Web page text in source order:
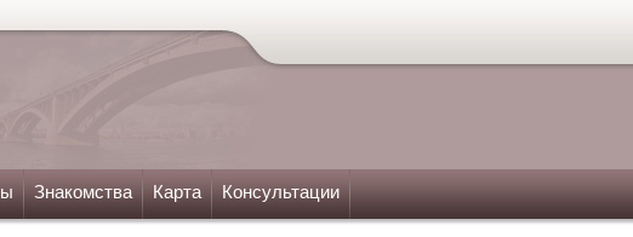
Знакомства Карта Консультации